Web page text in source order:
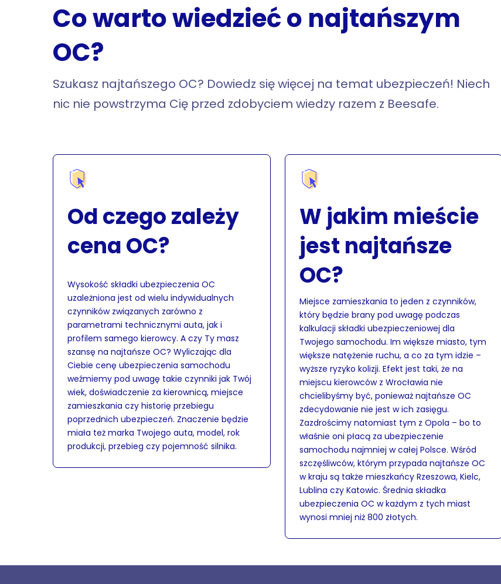
Co warto wiedzieć o najtańszym
OC?
Szukasz najtańszego OC? Dowiedz się więcej na temat ubezpieczeń! Niech
nic nie powstrzyma Cię przed zdobyciem wiedzy razem z Beesafe.
Od czego zależy
cena OC?
Wysokość składki ubezpieczenia OC
uzależniona jest od wielu indywidualnych
czynników związanych zarówno z
parametrami technicznymi auta, jak i
profilem samego kierowcy. A czy Ty masz
szansę na najtańsze OC? Wyliczając dla
Ciebie cenę ubezpieczenia samochodu
weźmiemy pod uwagę takie czynniki jak Twój
wiek, doświadczenie za kierownicą, miejsce
zamieszkania czy historię przebiegu
poprzednich ubezpieczeń. Znaczenie będzie
miała też marka Twojego auta, model, rok
produkcji, przebieg czy pojemność silnika.
W jakim mieście
jest najtańsze
OC?
Miejsce zamieszkania to jeden z czynników,
który będzie brany pod uwagę podczas
kalkulacji składki ubezpieczeniowej dla
Twojego samochodu. Im większe miasto, tym
większe natężenie ruchu, a co za tym idzie –
wyższe ryzyko kolizji. Efekt jest taki, że na
miejscu kierowców z Wrocławia nie
chcielibyśmy być, ponieważ najtańsze OC
zdecydowanie nie jest w ich zasięgu.
Zazdrościmy natomiast tym z Opola – bo to
właśnie oni płacą za ubezpieczenie
samochodu najmniej w całej Polsce. Wśród
szczęśliwców, którym przypada najtańsze OC
w kraju są także mieszkańcy Rzeszowa, Kielc,
Lublina czy Katowic. Średnia składka
ubezpieczenia OC w każdym z tych miast
wynosi mniej niż 800 złotych.